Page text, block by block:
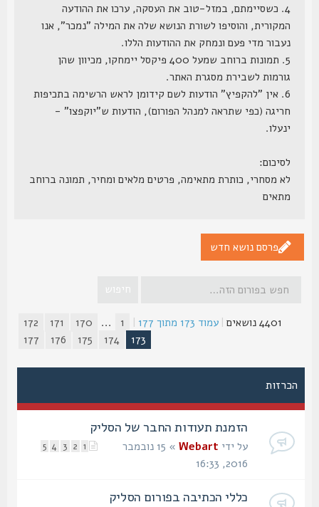
4. כשסיימתם, במזל-טוב את העסקה, ערכו את ההודעה
המקורית, והוסיפו לשורת הנושא שלה את המילה "נמכר", אנו
נעבור מדי פעם ונמחק את ההודעות הללו.
5. תמונות ברוחב שמעל 400 פיקסל יימחקו, מכיוון שהן
גורמות לשבירת מסגרת האתר.
6. אין "להקפיץ" הודעות לשם קידומן לראש הרשימה בתכיפות
חריגה (כפי שתראה למנהל הפורום), הודעות ש"יוקפצו" -
ינעלו.
לסיכום:
לא מסחרי, כותרת מתאימה, פרטים מלאים ומחיר, תמונה ברוחב
מתאים
פרסם נושא חדש
|עמוד173מתוך177
|
1
...
170
171
172
174
175
176
177
הכרזות
הזמנת תעודות החבר של הסליק
2
3
4
5 על ידיWebart
» 15 נובמבר
כללי הכתיבה בפורום הסליק